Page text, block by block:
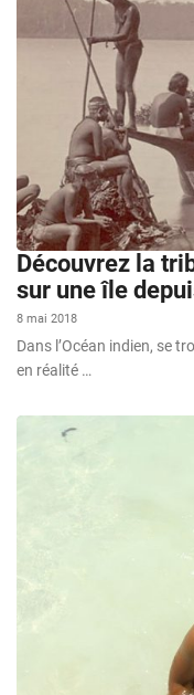
Découvrez la
sur une île
8 mai 2018
Dans l’Océan indien, se
en réalité …